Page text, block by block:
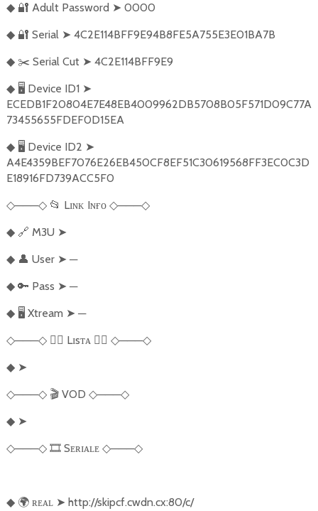
◆ 🔐 Adult Password ➤ 0000
◆ 🔐 Serial ➤ 4C2E114BFF9E94B8FE5A755E3E01BA7B
◆ ✂️ Serial Cut ➤ 4C2E114BFF9E9
◆ 🖥️ Device ID1 ➤
ECEDB1F20804E7E48EB4009962DB5708B05F571D09C77A
73455655FDEF0D15EA
◆ 🖥️ Device ID2 ➤
A4E4359BEF7076E26EB450CF8EF51C30619568FF3EC0C3D
E18916FD739ACC5F0
◇───◇ 📂 Lɪɴᴋ Iɴғᴏ ◇───◇
◆ 🔗 M3U ➤
◆ 👤 User ➤ ─
◆ 🔑 Pass ➤ ─
◆ 🖥️ Xtream ➤ ─
◇───◇ 🏴‍☠️ Lɪsᴛᴀ 🏴‍☠️ ◇───◇
◆ ➤
◇───◇ 🎬VOD ◇───◇
◆ ➤
◇───◇ 🎞️Sᴇʀɪᴀʟᴇ ◇───◇
◆ 🌍ʀᴇᴀʟ ➤ http://skipcf.cwdn.cx:80/c/